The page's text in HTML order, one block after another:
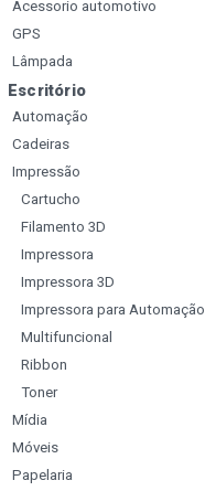
Acessorio automotivo
GPS
Lâmpada
Escritório
Automação
Cadeiras
Impressão
Cartucho
Filamento 3D
Impressora
Impressora 3D
Impressora para Automação
Multifuncional
Ribbon
Toner
Mídia
Móveis
Papelaria